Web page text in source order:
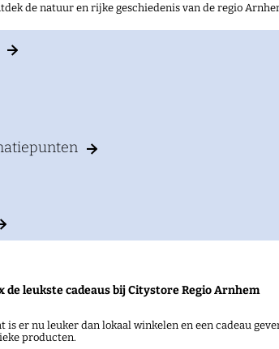
de natuur en rijke geschiedenis van de regio
de leukste cadeaus bij Citystore Regio Arnhem
is er nu leuker dan lokaal winkelen en een cadeau
producten.
projecten sinds 2009, brengt
nodigen uit tot reflectie en